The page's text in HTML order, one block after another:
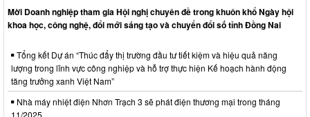
Mời Doanh nghiệp tham gia Hội nghị chuyên đề trong khuôn khổ Ngày hội
khoa học, công nghệ, đổi mới sáng tạo và chuyển đổi số tỉnh Đồng Nai
Tổng kết Dự án “Thúc đẩy thị trường đầu tư tiết kiệm và hiệu quả năng
lượng trong lĩnh vực công nghiệp và hỗ trợ thực hiện Kế hoạch hành động
tăng trưởng xanh Việt Nam”
Nhà máy nhiệt điện Nhơn Trạch 3 sẽ phát điện thương mại trong tháng
11/2025